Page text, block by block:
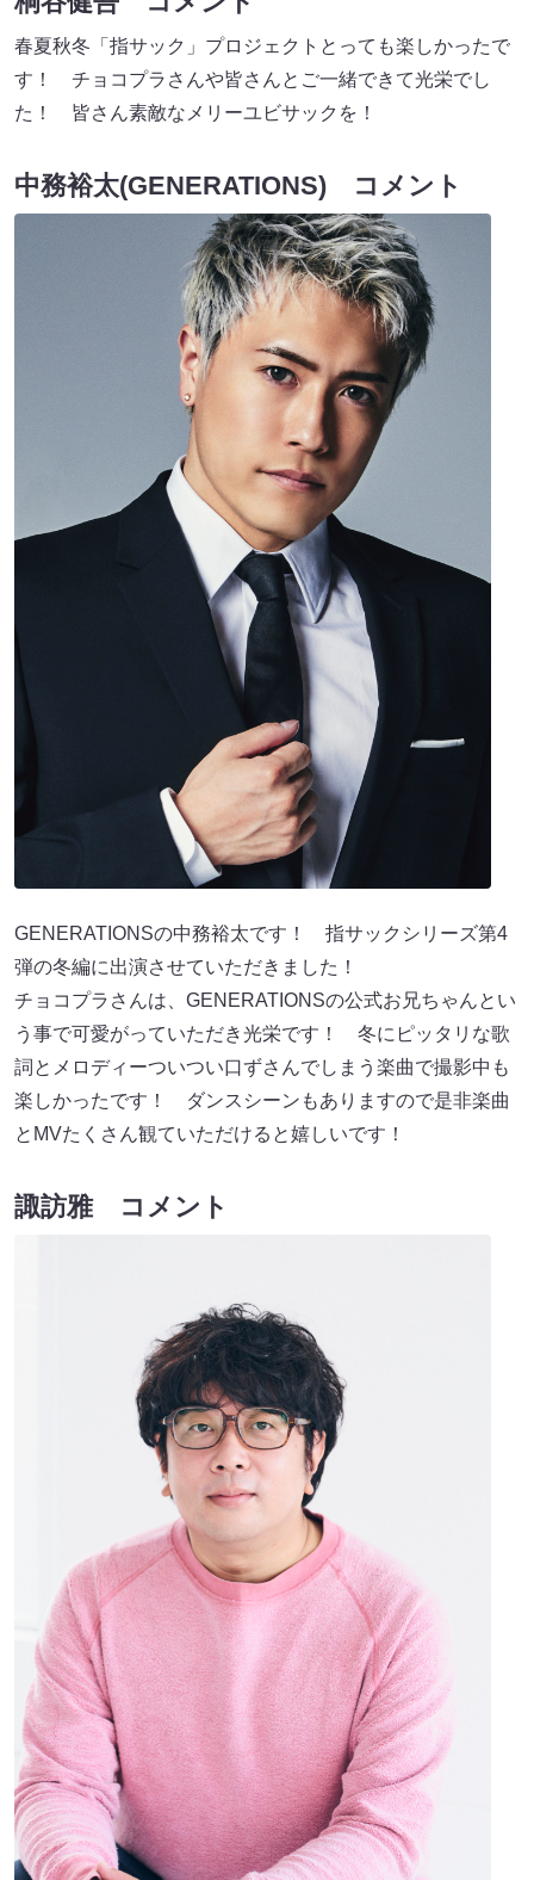
春夏秋冬「指サック」プロジェクトとっても楽しかったで
す！ チョコプラさんや皆さんとご一緒できて光栄でし
た！ 皆さん素敵なメリーユビサックを！
中務裕太(GENERATIONS) コメント
GENERATIONSの中務裕太です！ 指サックシリーズ第4
弾の冬編に出演させていただきました！
チョコプラさんは、GENERATIONSの公式お兄ちゃんとい
う事で可愛がっていただき光栄です！ 冬にピッタリな歌
詞とメロディーついつい口ずさんでしまう楽曲で撮影中も
楽しかったです！ ダンスシーンもありますので是非楽曲
とMVたくさん観ていただけると嬉しいです！
諏訪雅 コメント